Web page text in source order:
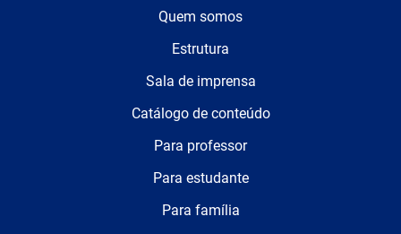
Quem somos
Estrutura
Sala de imprensa
Catálogo de conteúdo
Para professor
Para estudante
Para família